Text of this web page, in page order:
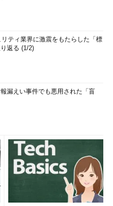
ティ業界に激震をもたらした「標
返る (1/2)
漏えい事件でも悪用された「盲